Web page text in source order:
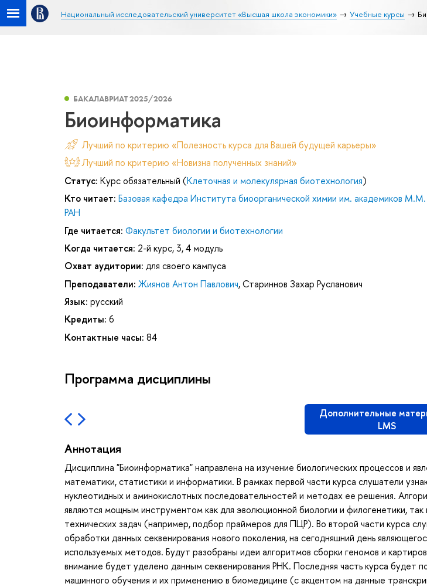
Национальный исследовательский университет «Высшая школа экономики» Учебные курсы
БАКАЛАВРИАТ 2025/2026
Биоинформатика
Лучший по критерию «Полезность курса для Вашей будущей карьеры»
Лучший по критерию «Новизна полученных знаний»
Статус: Курс обязательный (Клеточная и молекулярная биотехнология)
Кто читает: Базовая кафедра Института биоорганической химии им. академиков
РАН
Где читается: Факультет биологии и биотехнологии
Когда читается: 2-й курс, 3, 4 модуль
Охват аудитории: для своего кампуса
Преподаватели: Жиянов Антон Павлович,Стариннов Захар Русланович
Язык: русский
Кредиты: 6
Контактные часы: 84
Программа дисциплины
Дополнительные
LMS
Аннотация
Дисциплина "Биоинформатика" направлена на изучение биологических процессов и
математики, статистики и информатики. В рамках первой части курса слушатели
нуклеотидных и аминокислотных последовательностей и методах ее решения.
являются мощным инструментом как для эволюционной биологии и филогенетики,
технических задач (например, подбор праймеров для ПЦР). Во второй части курса
обработки данных секвенирования нового поколения, на сегодняшний день
используемых методов. Будут разобраны идеи алгоритмов сборки геномов и
внимание будет уделено данным секвенирования РНК. Последняя часть курса будет
машинного обучения и их применению в биомедицине (с акцентом на данные